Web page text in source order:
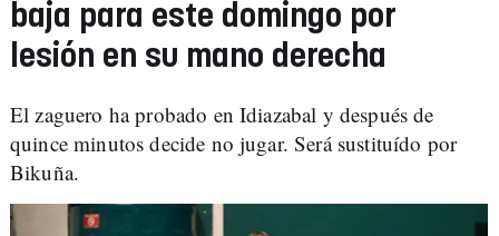
baja para este domingo por
lesión en su mano derecha
El zaguero ha probado en Idiazabal y después de
quince minutos decide no jugar. Será sustituído por
Bikuña.